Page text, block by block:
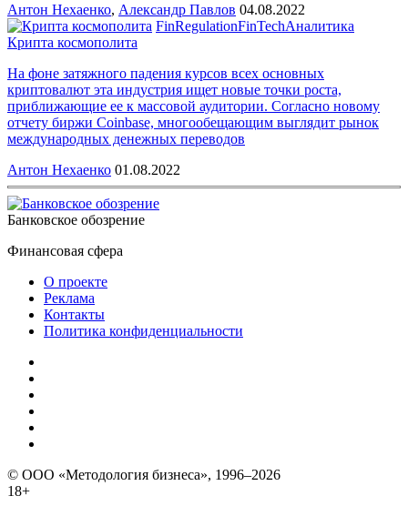
Антон Нехаенко, Александр Павлов 04.08.2022
FinRegulationFinTechАналитика
Крипта космополита
На фоне затяжного падения курсов всех основных
криптовалют эта индустрия ищет новые точки роста,
приближающие ее к массовой аудитории. Согласно новому
отчету биржи Coinbase, многообещающим выглядит рынок
международных денежных переводов
Антон Нехаенко 01.08.2022
Банковское обозрение
Финансовая сфера
О проекте
Реклама
Контакты
Политика конфиденциальности
© ООО «Методология бизнеса», 1996–2026
18+